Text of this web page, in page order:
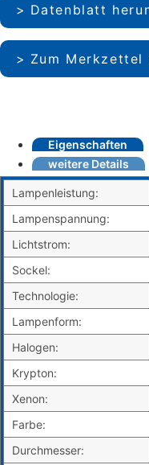
Datenblatt
Zum Merkzettel
Eigenschaften
weitere Details
Lampenleistung:
Lampenspannung:
Lichtstrom:
Sockel:
Technologie:
Lampenform:
Halogen:
Krypton:
Xenon:
Farbe:
Durchmesser: